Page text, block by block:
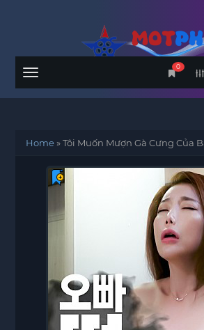
Menu
0
Home»Tôi Muốn Mượn Gà Cưng Của